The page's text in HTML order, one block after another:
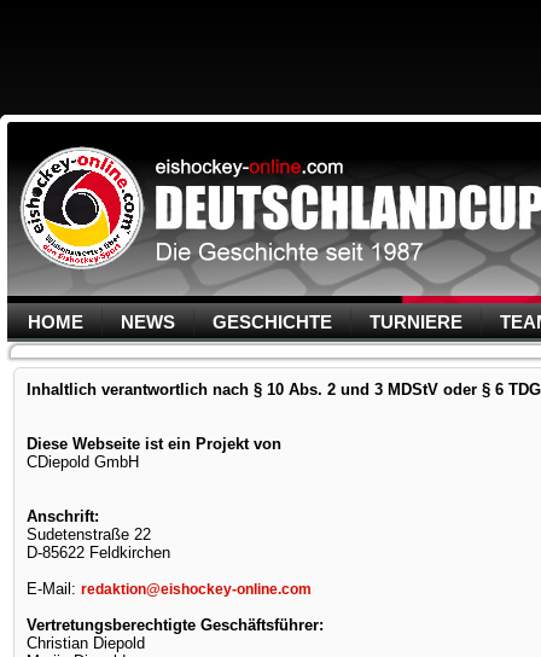
HOME NEWS GESCHICHTE TURNIERE
Inhaltlich verantwortlich nach § 10 Abs. 2 und 3 MDStV oder § 6 TDG
Diese Webseite ist ein Projekt von
CDiepold GmbH
Anschrift:
Sudetenstraße 22
D-85622 Feldkirchen
E-Mail: redaktion@eishockey-online.com
Vertretungsberechtigte Geschäftsführer:
Christian Diepold